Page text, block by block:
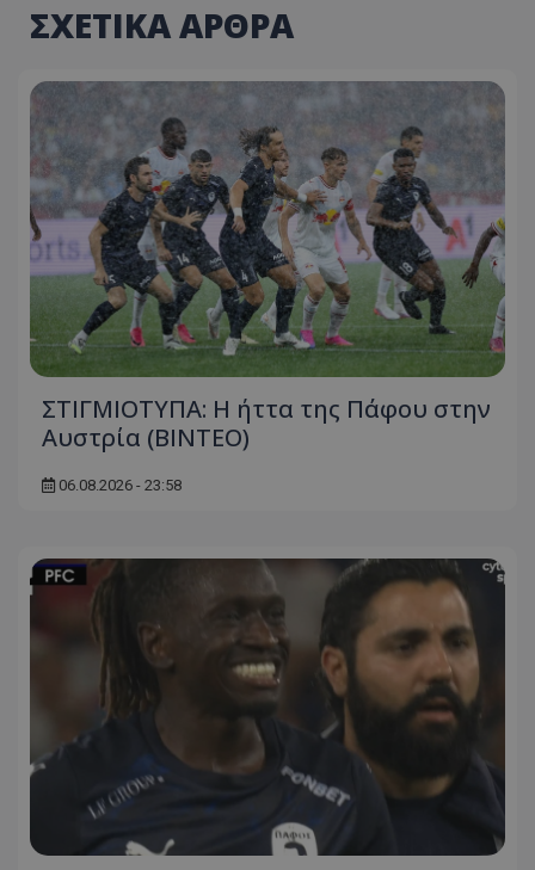
ΣΧΕΤΙΚΑ ΑΡΘΡΑ
ΣΤΙΓΜΙΟΤΥΠΑ: Η ήττα της Πάφου στην
Αυστρία (ΒΙΝΤΕΟ)
06.08.2026 - 23:58